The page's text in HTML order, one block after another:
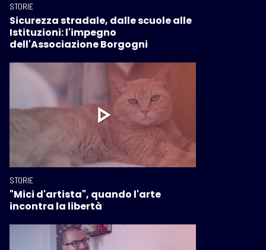
STORIE
Sicurezza stradale, dalle scuole alle
Istituzioni: l'impegno
dell'Associazione Borgogni
STORIE
"Mici d'artista", quando l'arte
incontra la libertà